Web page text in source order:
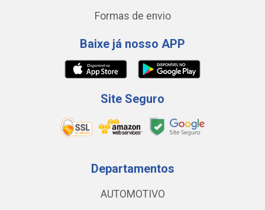
Formas de envio
Baixe já nosso APP
Site Seguro
Departamentos
AUTOMOTIVO